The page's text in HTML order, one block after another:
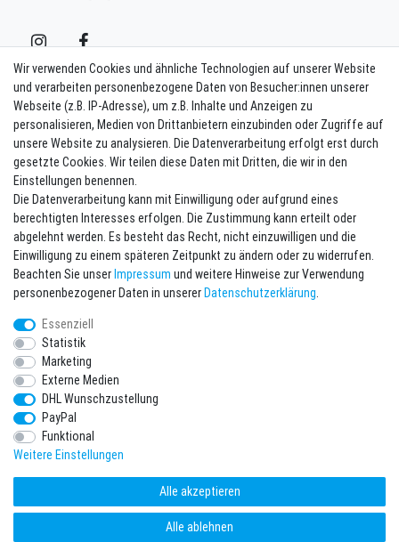
Vertrag widerrufen Kontakt
Newsletter eintragen
Melde Dich an um alle Vorteile zu genießen. Plus 10 EUR Gutschein für
die Newsletteranmeldung, einlösbar ab 75 EUR Warenwert!
E-MAIL **
Newsletter
Honig
Hiermit bestätige ich, dass ich dieDaten­schutz­erklärunggelesen habe. Meine
Einwilligung kann ich jederzeit widerrufen.**
* Pflichtfeld
Ich möchte den Newsletter abonnieren. Bitte senden Sie mir entsprechend
Ihrer
Daten­schutz­erklärung
Informationen zu folgendem Produktsortiment per E-Mail zu: Sportartikel und
Zubehör aus Ihrem Sortiment.
Wir verwenden Cookies und ähnliche Technologien auf unserer Website
und verarbeiten personenbezogene Daten von Besucher:innen unserer
Webseite (z.B. IP-Adresse), um z.B. Inhalte und Anzeigen zu
personalisieren, Medien von Drittanbietern einzubinden oder Zugriffe auf
unsere Website zu analysieren. Die Datenverarbeitung erfolgt erst durch
gesetzte Cookies. Wir teilen diese Daten mit Dritten, die wir in den
Einstellungen benennen.
Die Datenverarbeitung kann mit Einwilligung oder aufgrund eines
berechtigten Interesses erfolgen. Die Zustimmung kann erteilt oder
abgelehnt werden. Es besteht das Recht, nicht einzuwilligen und die
Einwilligung zu einem späteren Zeitpunkt zu ändern oder zu widerrufen.
Beachten Sie unserImpressum und weitere Hinweise zur Verwendung
personenbezogener Daten in unsererDaten­schutz­erklärung.
Essenziell
Statistik
Marketing
Externe Medien
DHL Wunschzustellung
PayPal
Funktional
Weitere Einstellungen
Alle akzeptieren
Alle ablehnen
freestyleworld.de © Copyright 2026 | Alle Rechte vorbehalten.